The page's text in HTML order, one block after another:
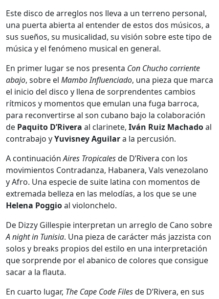
Este disco de arreglos nos lleva a un terreno personal,
una puerta abierta al entender de estos dos músicos, a
sus sueños, su musicalidad, su visión sobre este tipo de
música y el fenómeno musical en general.
En primer lugar se nos presenta Con Chucho corriente
abajo, sobre el Mambo Influenciado, una pieza que marca
el inicio del disco y llena de sorprendentes cambios
rítmicos y momentos que emulan una fuga barroca,
para reconvertirse al son cubano bajo la colaboración
de Paquito D’Rivera al clarinete, Iván Ruiz Machadoal
contrabajo yYuvisney Aguilara la percusión.
A continuaciónAires Tropicalesde D’Rivera con los
movimientos Contradanza, Habanera, Vals venezolano
y Afro. Una especie de suite latina con momentos de
extremada belleza en las melodías, a los que se une
Helena Poggioal violonchelo.
De Dizzy Gillespie interpretan un arreglo de Cano sobre
A night in Tunisia. Una pieza de carácter más jazzista con
solos y breaks propios del estilo en una interpretación
que sorprende por el abanico de colores que consigue
sacar a la flauta.
En cuarto lugar, The Cape Code Filesde D’Rivera, en sus